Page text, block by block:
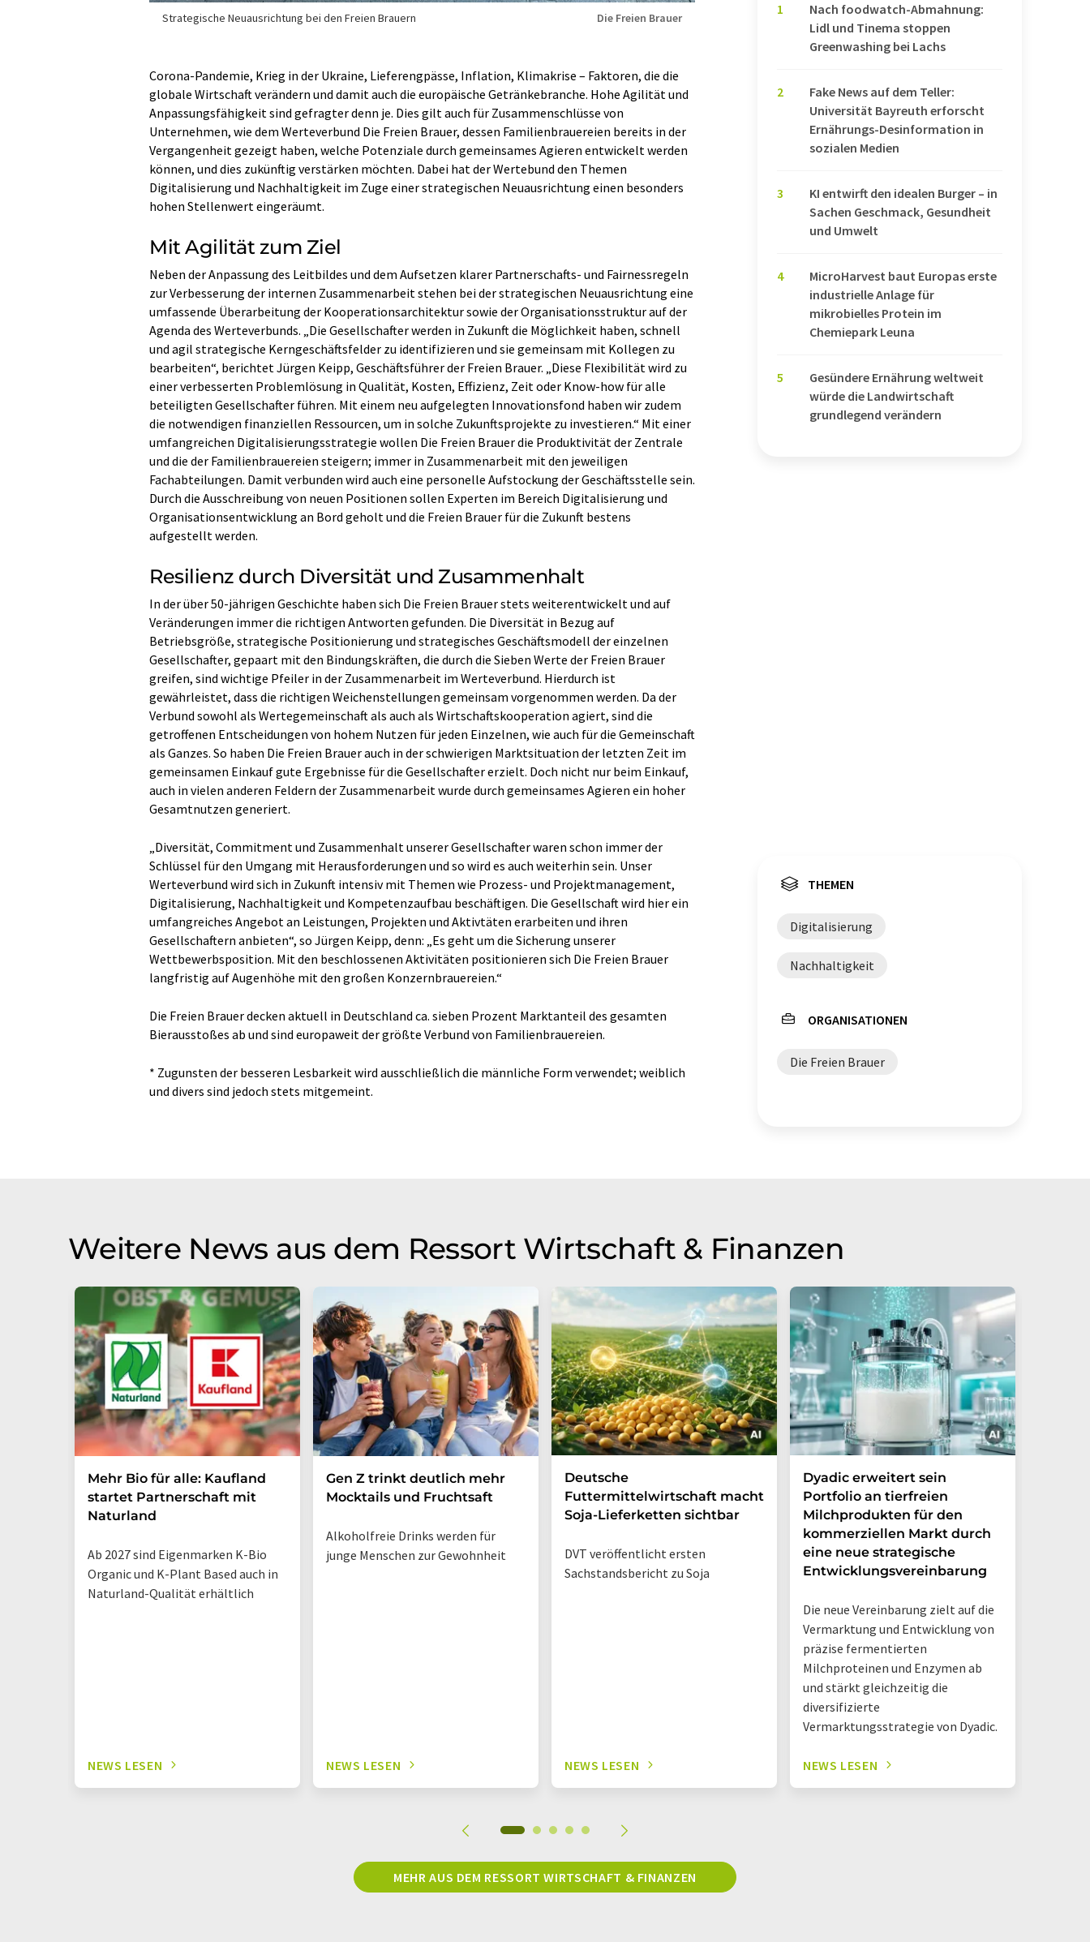
Strategische Neuausrichtung bei den Freien Brauern Die Freien Brauer
Corona-Pandemie, Krieg in der Ukraine, Lieferengpässe, Inflation, Klimakrise – Faktoren, die die
globale Wirtschaft verändern und damit auch die europäische Getränkebranche. Hohe Agilität und
Anpassungsfähigkeit sind gefragter denn je. Dies gilt auch für Zusammenschlüsse von
Unternehmen, wie dem Werteverbund Die Freien Brauer, dessen Familienbrauereien bereits in der
Vergangenheit gezeigt haben, welche Potenziale durch gemeinsames Agieren entwickelt werden
können, und dies zukünftig verstärken möchten. Dabei hat der Wertebund den Themen
Digitalisierung und Nachhaltigkeit im Zuge einer strategischen Neuausrichtung einen besonders
hohen Stellenwert eingeräumt.
Mit Agilität zum Ziel
Neben der Anpassung des Leitbildes und dem Aufsetzen klarer Partnerschafts- und Fairnessregeln
zur Verbesserung der internen Zusammenarbeit stehen bei der strategischen Neuausrichtung eine
umfassende Überarbeitung der Kooperationsarchitektur sowie der Organisationsstruktur auf der
Agenda des Werteverbunds. „Die Gesellschafter werden in Zukunft die Möglichkeit haben, schnell
und agil strategische Kerngeschäftsfelder zu identifizieren und sie gemeinsam mit Kollegen zu
bearbeiten“, berichtet Jürgen Keipp, Geschäftsführer der Freien Brauer. „Diese Flexibilität wird zu
einer verbesserten Problemlösung in Qualität, Kosten, Effizienz, Zeit oder Know-how für alle
beteiligten Gesellschafter führen. Mit einem neu aufgelegten Innovationsfond haben wir zudem
die notwendigen finanziellen Ressourcen, um in solche Zukunftsprojekte zu investieren.“ Mit einer
umfangreichen Digitalisierungsstrategie wollen Die Freien Brauer die Produktivität der Zentrale
und die der Familienbrauereien steigern; immer in Zusammenarbeit mit den jeweiligen
Fachabteilungen. Damit verbunden wird auch eine personelle Aufstockung der Geschäftsstelle sein.
Durch die Ausschreibung von neuen Positionen sollen Experten im Bereich Digitalisierung und
Organisationsentwicklung an Bord geholt und die Freien Brauer für die Zukunft bestens
aufgestellt werden.
Resilienz durch Diversität und Zusammenhalt
In der über 50-jährigen Geschichte haben sich Die Freien Brauer stets weiterentwickelt und auf
Veränderungen immer die richtigen Antworten gefunden. Die Diversität in Bezug auf
Betriebsgröße, strategische Positionierung und strategisches Geschäftsmodell der einzelnen
Gesellschafter, gepaart mit den Bindungskräften, die durch die Sieben Werte der Freien Brauer
greifen, sind wichtige Pfeiler in der Zusammenarbeit im Werteverbund. Hierdurch ist
gewährleistet, dass die richtigen Weichenstellungen gemeinsam vorgenommen werden. Da der
Verbund sowohl als Wertegemeinschaft als auch als Wirtschaftskooperation agiert, sind die
getroffenen Entscheidungen von hohem Nutzen für jeden Einzelnen, wie auch für die Gemeinschaft
als Ganzes. So haben Die Freien Brauer auch in der schwierigen Marktsituation der letzten Zeit im
gemeinsamen Einkauf gute Ergebnisse für die Gesellschafter erzielt. Doch nicht nur beim Einkauf,
auch in vielen anderen Feldern der Zusammenarbeit wurde durch gemeinsames Agieren ein hoher
Gesamtnutzen generiert.
„Diversität, Commitment und Zusammenhalt unserer Gesellschafter waren schon immer der
Schlüssel für den Umgang mit Herausforderungen und so wird es auch weiterhin sein. Unser
Werteverbund wird sich in Zukunft intensiv mit Themen wie Prozess- und Projektmanagement,
Digitalisierung, Nachhaltigkeit und Kompetenzaufbau beschäftigen. Die Gesellschaft wird hier ein
umfangreiches Angebot an Leistungen, Projekten und Aktivtäten erarbeiten und ihren
Gesellschaftern anbieten“, so Jürgen Keipp, denn: „Es geht um die Sicherung unserer
Wettbewerbsposition. Mit den beschlossenen Aktivitäten positionieren sich Die Freien Brauer
langfristig auf Augenhöhe mit den großen Konzernbrauereien.“
Die Freien Brauer decken aktuell in Deutschland ca. sieben Prozent Marktanteil des gesamten
Bierausstoßes ab und sind europaweit der größte Verbund von Familienbrauereien.
* Zugunsten der besseren Lesbarkeit wird ausschließlich die männliche Form verwendet; weiblich
und divers sind jedoch stets mitgemeint.
1
Nach foodwatch-Abmahnung:
Lidl und Tinema stoppen
Greenwashing bei Lachs
2
Fake News auf dem Teller:
Universität Bayreuth erforscht
Ernährungs-Desinformation in
sozialen Medien
3
KI entwirft den idealen Burger – in
Sachen Geschmack, Gesundheit
und Umwelt
4
MicroHarvest baut Europas erste
industrielle Anlage für
mikrobielles Protein im
Chemiepark Leuna
5
Gesündere Ernährung weltweit
würde die Landwirtschaft
grundlegend verändern
THEMEN
Digitalisierung
Nachhaltigkeit
ORGANISATIONEN
Die Freien Brauer
Weitere News aus dem Ressort Wirtschaft & Finanzen
Mehr Bio für alle: Kaufland
startet Partnerschaft mit
Naturland
Ab 2027 sind Eigenmarken K-Bio
Organic und K-Plant Based auch in
Naturland-Qualität erhältlich
NEWS LESEN
Gen Z trinkt deutlich mehr
Mocktails und Fruchtsaft
Alkoholfreie Drinks werden für
junge Menschen zur Gewohnheit
NEWS LESEN
Deutsche
Futtermittelwirtschaft macht
Soja-Lieferketten sichtbar
DVT veröffentlicht ersten
Sachstandsbericht zu Soja
NEWS LESEN
Dyadic erweitert sein
Portfolio an tierfreien
Milchprodukten für den
kommerziellen Markt durch
eine neue strategische
Entwicklungsvereinbarung
Die neue Vereinbarung zielt auf die
Vermarktung und Entwicklung von
präzise fermentierten
Milchproteinen und Enzymen ab
und stärkt gleichzeitig die
diversifizierte
Vermarktungsstrategie von Dyadic.
NEWS LESEN
MEHR AUS DEM RESSORT WIRTSCHAFT & FINANZEN